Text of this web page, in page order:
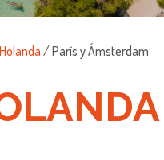
Holanda / París y Ámsterdam